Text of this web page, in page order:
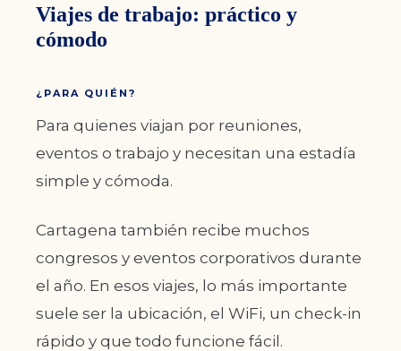
Viajes de trabajo: práctico y
cómodo
¿PARA QUIÉN?
Para quienes viajan por reuniones,
eventos o trabajo y necesitan una estadía
simple y cómoda.
Cartagena también recibe muchos
congresos y eventos corporativos durante
el año. En esos viajes, lo más importante
suele ser la ubicación, el WiFi, un check-in
rápido y que todo funcione fácil.